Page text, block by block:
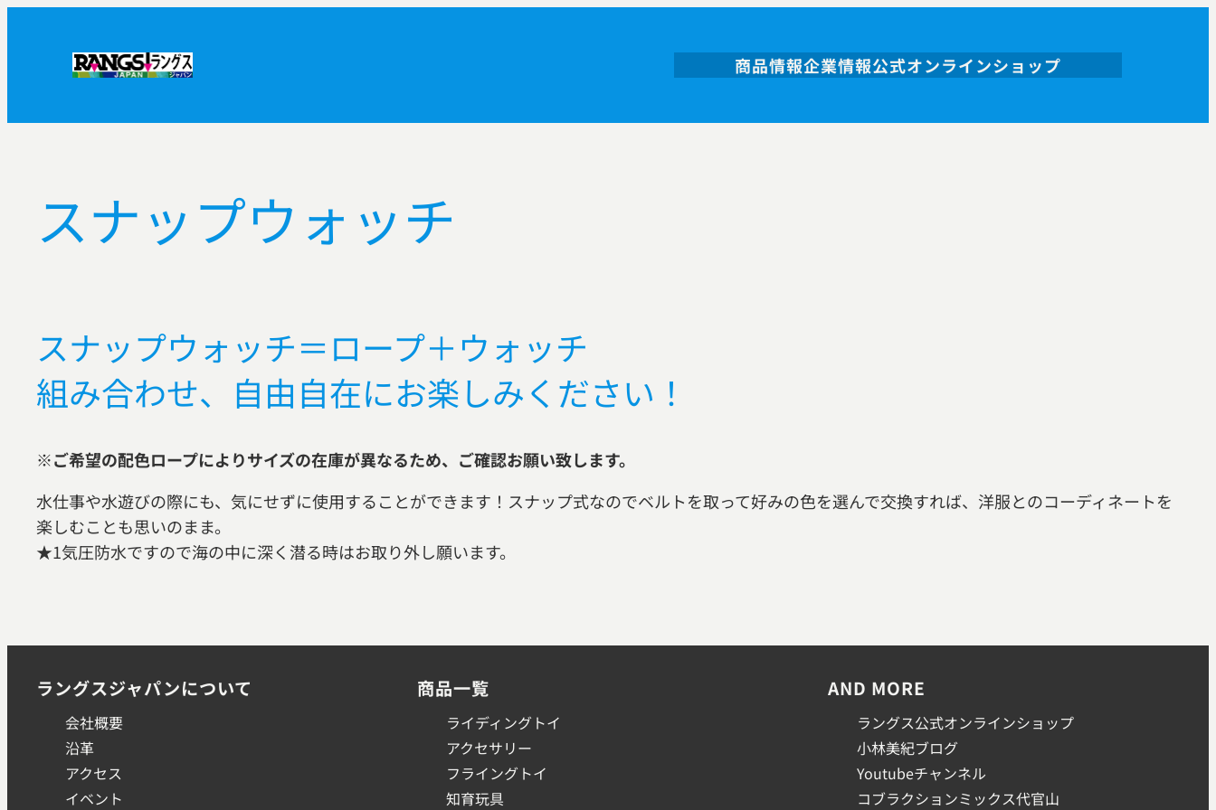
キ
商品情報企業情報公式オンラインショップ
スナップウォッチ
スナップウォッチ＝ロープ＋ウォッチ
組み合わせ、自由自在にお楽しみください！
※ご希望の配色ロープによりサイズの在庫が異なるため、ご確認お願い致します。
水仕事や水遊びの際にも、気にせずに使用することができます！スナップ式なのでベルトを取って好みの色を選んで交換すれば、洋服とのコーディネートを
楽しむことも思いのまま。
★1気圧防水ですので海の中に深く潜る時はお取り外し願います。
ラングスジャパンについて
会社概要
沿革
アクセス
イベント
商品一覧
ライディングトイ
アクセサリー
フライングトイ
知育玩具
AND MORE
ラングス公式オンラインショップ
小林美紀ブログ
Youtubeチャンネル
コブラクションミックス代官山